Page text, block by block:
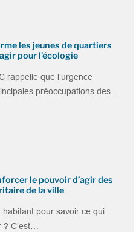
les jeunes de quartiers
pour l’écologie
rappelle que l’urgence
préoccupations des…
le pouvoir d’agir des
de la ville
habitant pour savoir ce qui
C’est…